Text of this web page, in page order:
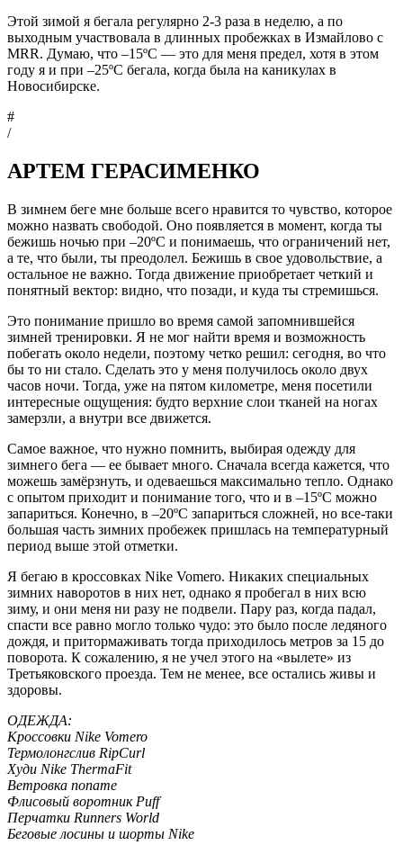
Этой зимой я бегала регулярно 2-3 раза в неделю, а по
выходным участвовала в длинных пробежках в Измайлово с
MRR. Думаю, что –15ºC — это для меня предел, хотя в этом
году я и при –25ºC бегала, когда была на каникулах в
Новосибирске.
#
/
АРТЕМ ГЕРАСИМЕНКО
В зимнем беге мне больше всего нравится то чувство, которое
можно назвать свободой. Оно появляется в момент, когда ты
бежишь ночью при –20ºC и понимаешь, что ограничений нет,
а те, что были, ты преодолел. Бежишь в свое удовольствие, а
остальное не важно. Тогда движение приобретает четкий и
понятный вектор: видно, что позади, и куда ты стремишься.
Это понимание пришло во время самой запомнившейся
зимней тренировки. Я не мог найти время и возможность
побегать около недели, поэтому четко решил: сегодня, во что
бы то ни стало. Сделать это у меня получилось около двух
часов ночи. Тогда, уже на пятом километре, меня посетили
интересные ощущения: будто верхние слои тканей на ногах
замерзли, а внутри все движется.
Самое важное, что нужно помнить, выбирая одежду для
зимнего бега — ее бывает много. Сначала всегда кажется, что
можешь замёрзнуть, и одеваешься максимально тепло. Однако
с опытом приходит и понимание того, что и в –15ºC можно
запариться. Конечно, в –20ºC запариться сложней, но все-таки
большая часть зимних пробежек пришлась на температурный
период выше этой отметки.
Я бегаю в кроссовках Nike Vomero. Никаких специальных
зимних наворотов в них нет, однако я пробегал в них всю
зиму, и они меня ни разу не подвели. Пару раз, когда падал,
спасти все равно могло только чудо: это было после ледяного
дождя, и притормаживать тогда приходилось метров за 15 до
поворота. К сожалению, я не учел этого на «вылете» из
Третьяковского проезда. Тем не менее, все остались живы и
здоровы.
ОДЕЖДА:
Кроссовки Nike Vomero
Термолонгслив RipCurl
Худи Nike ThermaFit
Ветровка noname
Флисовый воротник Puff
Перчатки Runners World
Беговые лосины и шорты Nike